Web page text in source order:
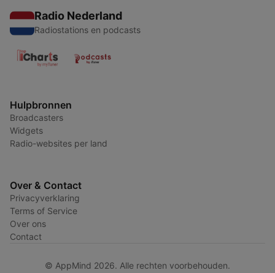
Radio Nederland
Radiostations en podcasts
Hulpbronnen
Broadcasters
Widgets
Radio-websites per land
Over & Contact
Privacyverklaring
Terms of Service
Over ons
Contact
© AppMind 2026. Alle rechten voorbehouden.